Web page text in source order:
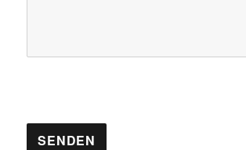
SENDEN